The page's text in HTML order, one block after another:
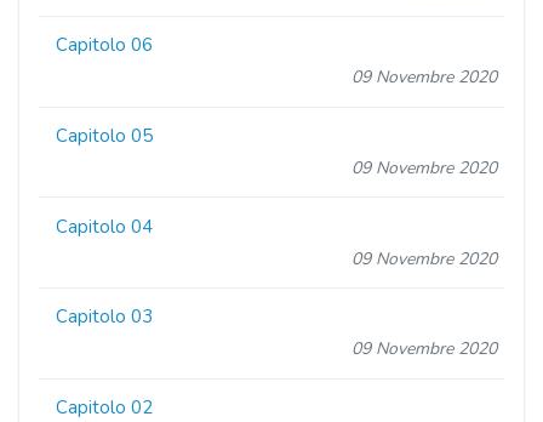
Capitolo 06
09 Novembre 2020
Capitolo 05
09 Novembre 2020
Capitolo 04
09 Novembre 2020
Capitolo 03
09 Novembre 2020
Capitolo 02